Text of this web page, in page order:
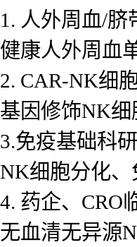
1. 人外周血/
健康人外周血
2. CAR-NK细
基因修饰NK
3.免疫基础科研
NK细胞分化
4. 药企、CRO
无血清无异源